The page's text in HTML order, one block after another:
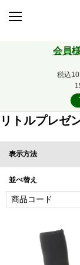
会員
税込
リトルプレゼ
表示方法
並べ替え